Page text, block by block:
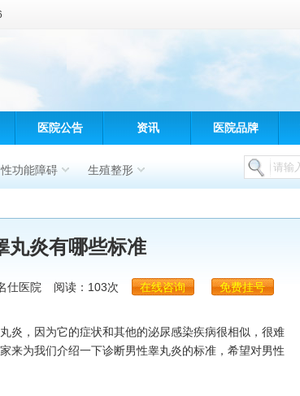
医院公告 资讯 医院品牌
性功能障碍 生殖整形
丸炎有哪些标准
仕医院 阅读：103次 在线咨询 免费挂号
，因为它的症状和其他的泌尿感染疾病很相似，很难
来为我们介绍一下诊断男性睾丸炎的标准，希望对男性